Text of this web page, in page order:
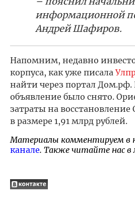
информационной
Андрей Шафиров.
Напомним, недавно
корпуса, как уже писала
найти через портал Дом.рф.
объявление было снято.
затраты на
в размере 1,91 млрд рублей.
Материалы комментируем в
канале. Также читайте нас в